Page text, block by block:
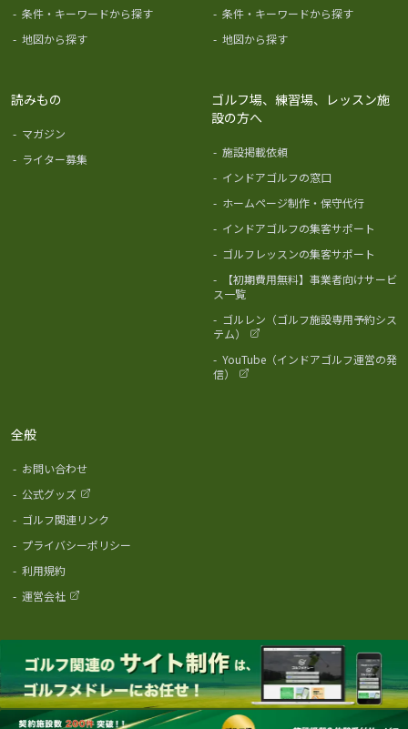
- 条件・キーワードから探す
- 地図から探す
- 条件・キーワードから探す
- 地図から探す
読みもの
- マガジン
- ライター募集
ゴルフ場、練習場、レッスン施
設の方へ
- 施設掲載依頼
- インドアゴルフの窓口
- ホームページ制作・保守代行
- インドアゴルフの集客サポート
- ゴルフレッスンの集客サポート
-
【初期費用無料】事業者向けサービ
ス一覧
- ゴルレン（ゴルフ施設専用予約シス
テム）
- YouTube（インドアゴルフ運営の発
信）
全般
- お問い合わせ
- 公式グッズ
- ゴルフ関連リンク
- プライバシーポリシー
- 利用規約
- 運営会社